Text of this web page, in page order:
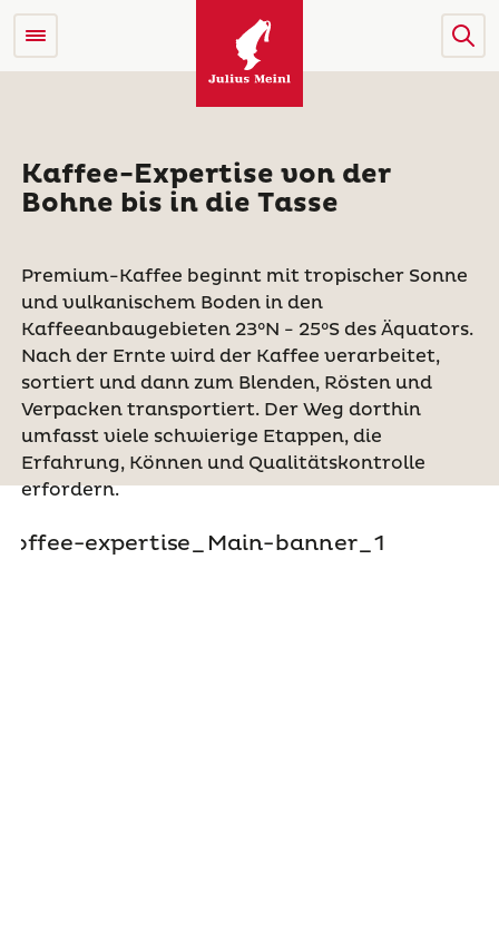
Kaffee-Expertise von der
Bohne bis in die Tasse
Premium-Kaffee beginnt mit tropischer Sonne
und vulkanischem Boden in den
Kaffeeanbaugebieten 23°N - 25°S des Äquators.
Nach der Ernte wird der Kaffee verarbeitet,
sortiert und dann zum Blenden, Rösten und
Verpacken transportiert. Der Weg dorthin
umfasst viele schwierige Etappen, die
Erfahrung, Können und Qualitätskontrolle
erfordern.